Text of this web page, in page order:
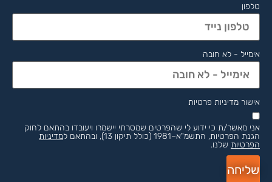
טלפון
אימייל - לא חובה
אישור מדיניות פרטיות
אני מאשר/ת כי ידוע לי שהפרטים שמסרתי יישמרו ויעובדו בהתאם לחוק
הגנת הפרטיות, התשמ"א–1981 (כולל תיקון 13), ובהתאם ל
מדיניות
הפרטיותשלנו.
שליחה